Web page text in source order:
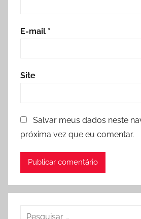
E-mail *
Site
Salvar meus dados neste
próxima vez que eu comentar.
Pesquisar